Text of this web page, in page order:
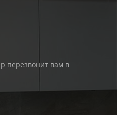
перезвонит вам в